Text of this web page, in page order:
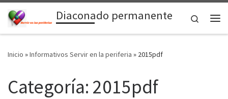
Saltar al contenidoDiaconado permanente
Search
Inicio »Informativos Servir en la periferia » 2015pdf
Categoría: 2015pdf